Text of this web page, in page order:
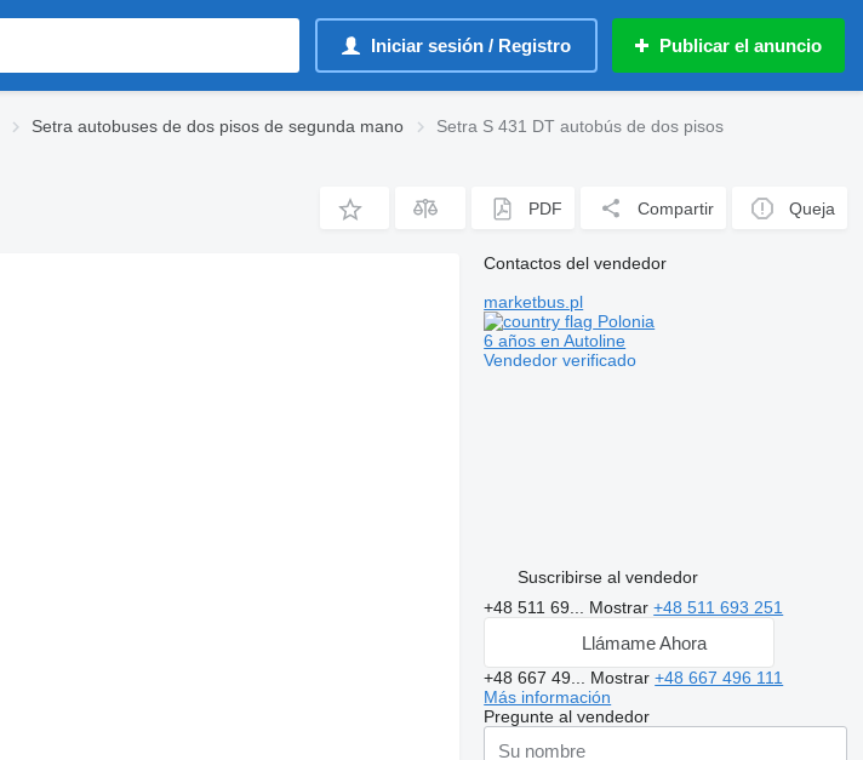
Iniciar sesión / Registro Publicar el anuncio
Setra autobuses de dos pisos de segunda mano Setra S 431 DT autobús de dos pisos
PDF Compartir Queja
Contactos del vendedor
marketbus.pl
Polonia
6 años en Autoline
Vendedor verificado
Suscribirse al vendedor
+48 511 69... Mostrar+48 511 693 251
Llámame Ahora
+48 667 49... Mostrar+48 667 496 111
Más información
Pregunte al vendedor